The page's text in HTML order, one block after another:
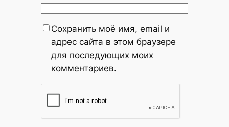
Сохранить моё имя, email и
адрес сайта в этом браузере
для последующих моих
комментариев.